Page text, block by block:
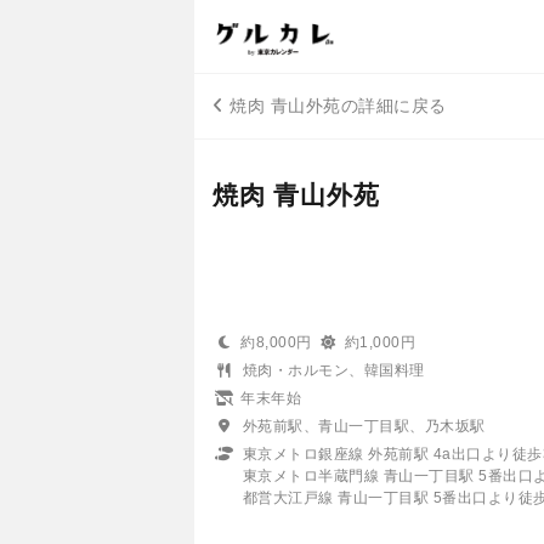
焼肉 青山外苑の詳細に戻る
焼肉 青山外苑
約8,000円
約1,000円
焼肉・ホルモン、韓国料理
年末年始
外苑前駅、青山一丁目駅、乃木坂駅
東京メトロ銀座線 外苑前駅 4a出口より徒
東京メトロ半蔵門線 青山一丁目駅 5番出口
都営大江戸線 青山一丁目駅 5番出口より徒